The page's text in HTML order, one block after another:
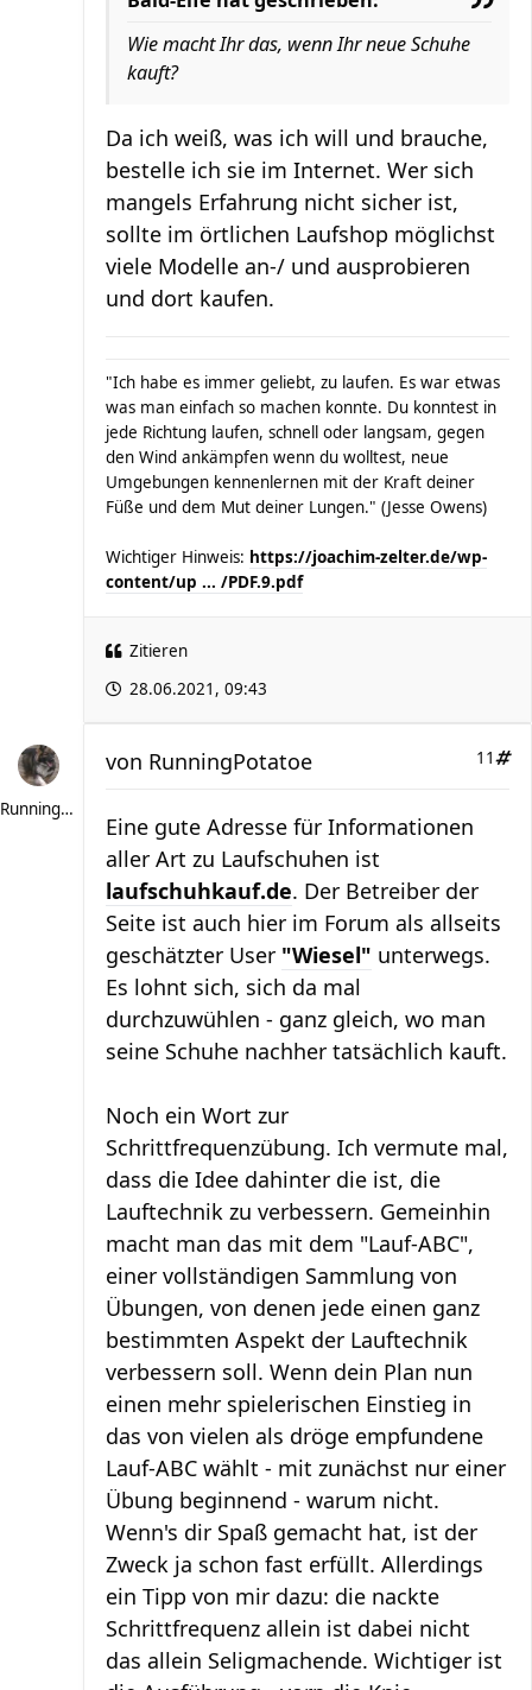
Wie macht Ihr das, wenn Ihr neue Schuhe
kauft?
Da ich weiß, was ich will und brauche,
bestelle ich sie im Internet. Wer sich
mangels Erfahrung nicht sicher ist,
sollte im örtlichen Laufshop möglichst
viele Modelle an-/ und ausprobieren
und dort kaufen.
"Ich habe es immer geliebt, zu laufen. Es war etwas
was man einfach so machen konnte. Du konntest in
jede Richtung laufen, schnell oder langsam, gegen
den Wind ankämpfen wenn du wolltest, neue
Umgebungen kennenlernen mit der Kraft deiner
Füße und dem Mut deiner Lungen." (Jesse Owens)
Wichtiger Hinweis: https://joachim-zelter.de/wp-
content/up ... /PDF.9.pdf
Zitieren
28.06.2021, 09:43
RunningPotatoe
11
von RunningPotatoe
Eine gute Adresse für Informationen
aller Art zu Laufschuhen ist
laufschuhkauf.de. Der Betreiber der
Seite ist auch hier im Forum als allseits
geschätzter User "Wiesel" unterwegs.
Es lohnt sich, sich da mal
durchzuwühlen - ganz gleich, wo man
seine Schuhe nachher tatsächlich kauft.
Noch ein Wort zur
Schrittfrequenzübung. Ich vermute mal,
dass die Idee dahinter die ist, die
Lauftechnik zu verbessern. Gemeinhin
macht man das mit dem "Lauf-ABC",
einer vollständigen Sammlung von
Übungen, von denen jede einen ganz
bestimmten Aspekt der Lauftechnik
verbessern soll. Wenn dein Plan nun
einen mehr spielerischen Einstieg in
das von vielen als dröge empfundene
Lauf-ABC wählt - mit zunächst nur einer
Übung beginnend - warum nicht.
Wenn's dir Spaß gemacht hat, ist der
Zweck ja schon fast erfüllt. Allerdings
ein Tipp von mir dazu: die nackte
Schrittfrequenz allein ist dabei nicht
das allein Seligmachende. Wichtiger ist